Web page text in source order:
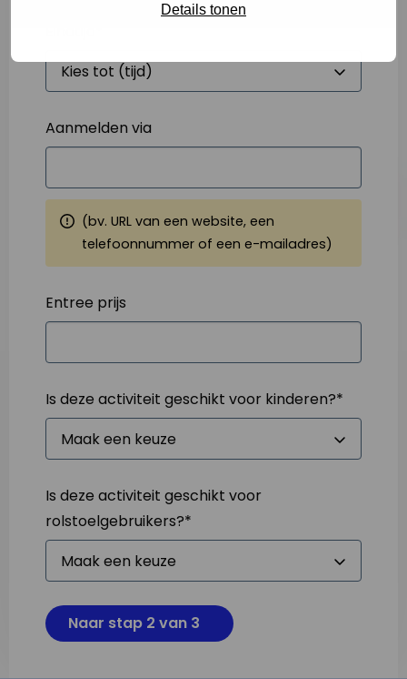
Details tonen
Aanmelden via
(bv. URL van een website, een
telefoonnummer of een e-mailadres)
Entree prijs
Is deze activiteit geschikt voor kinderen?*
Is deze activiteit geschikt voor
rolstoelgebruikers?*